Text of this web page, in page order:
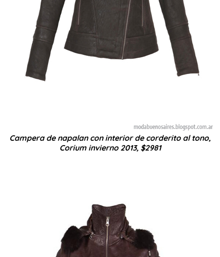
Campera de napalan con interior de corderito al tono,
Corium invierno 2013, $2981